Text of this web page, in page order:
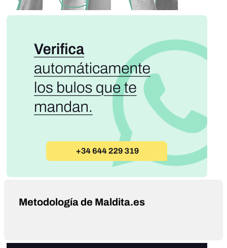
Metodología de Maldita.es